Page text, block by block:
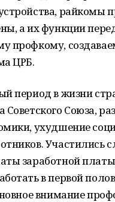
райкомы
а их функции
профкому,
ЦРБ.
период в жизни
Советского Союза,
ухудшение
Участились
заработной
в первой
внимание